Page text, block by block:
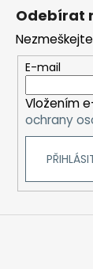
Odebírat
E-mail
Vložením
ochrany